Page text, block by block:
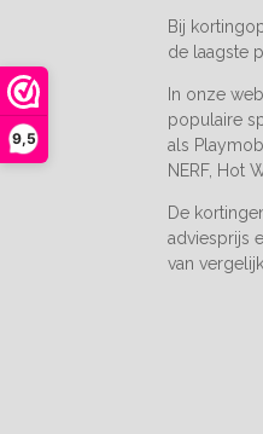
9,5
Bij
de laagste
In onze
populaire
als
NERF, Hot
De
adviesprijs
van